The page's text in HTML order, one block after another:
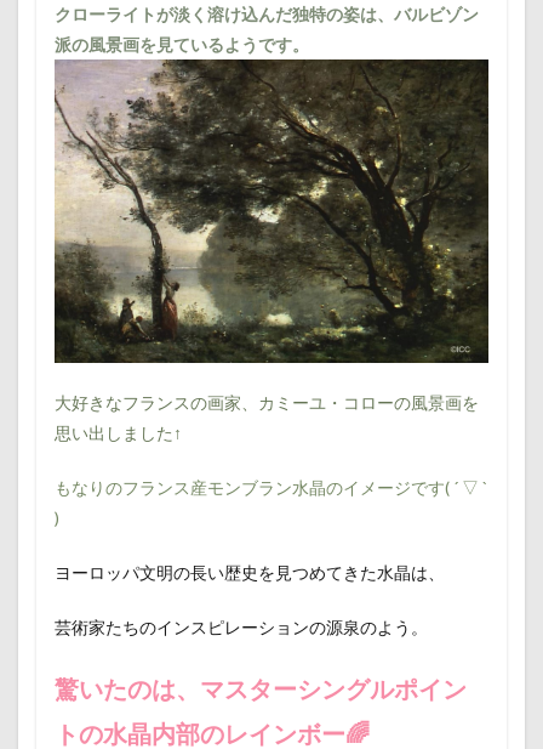
クローライトが淡く溶け込んだ独特の姿は、バルビゾン
派の風景画を見ているようです。
大好きなフランスの画家、カミーユ・コローの風景画を
思い出しました↑
もなりのフランス産モンブラン水晶のイメージです( ´ ▽ `
)
ヨーロッパ文明の長い歴史を見つめてきた水晶は、
芸術家たちのインスピレーションの源泉のよう。
驚いたのは、マスターシングルポイン
トの水晶内部のレインボー🌈